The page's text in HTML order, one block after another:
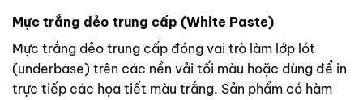
Mực trắng dẻo trung cấp (White Paste)
Mực trắng dẻo trung cấp đóng vai trò làm lớp lót
(underbase) trên các nền vải tối màu hoặc dùng để in
trực tiếp các họa tiết màu trắng. Sản phẩm có hàm